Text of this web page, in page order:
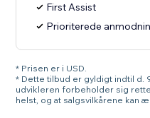
First Assist
Prioriterede
* Prisen er i USD.
* Dette tilbud er gyldigt indtil d.
udvikleren forbeholder sig
helst, og at salgsvilkårene kan